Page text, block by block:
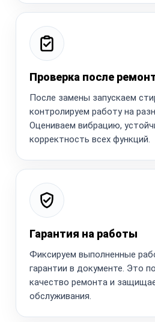
Проверка после
После замены запускаем
контролируем работу на
Оцениваем вибрацию,
корректность всех функций.
Гарантия на работы
Фиксируем выполненные
гарантии в документе. Это
качество ремонта и
обслуживания.